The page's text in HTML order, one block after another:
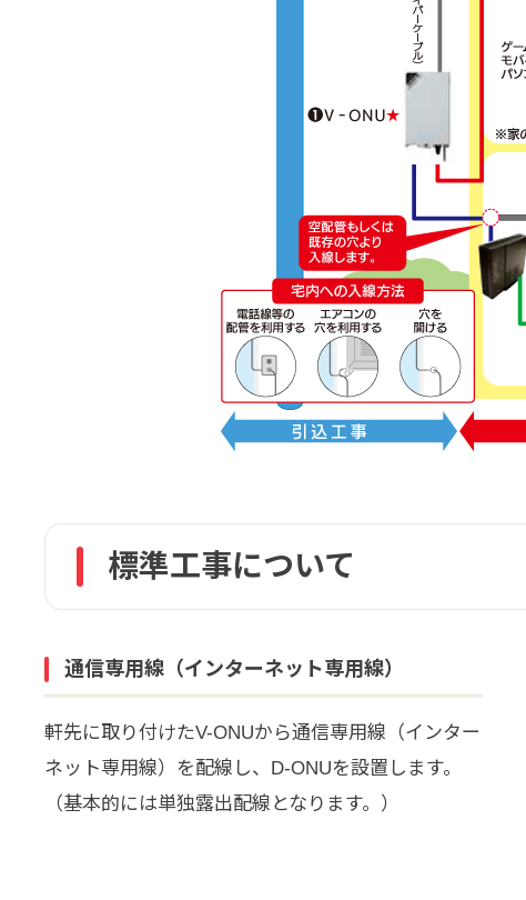
標準工事について
通信専用線（インターネット専用線）
軒先に取り付けたV-ONUから通信専用線（インター
ネット専用線）を配線し、D-ONUを設置します。
（基本的には単独露出配線となります。）